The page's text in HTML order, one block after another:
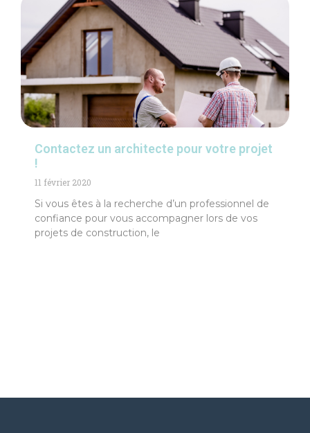
Contactez un architecte pour votre projet
!
11 février 2020
Si vous êtes à la recherche d’un professionnel de
confiance pour vous accompagner lors de vos
projets de construction, le